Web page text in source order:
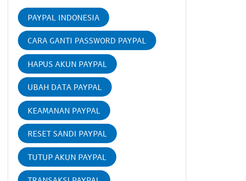
PAYPAL INDONESIA
CARA GANTI PASSWORD PAYPAL
HAPUS AKUN PAYPAL
UBAH DATA PAYPAL
KEAMANAN PAYPAL
RESET SANDI PAYPAL
TUTUP AKUN PAYPAL